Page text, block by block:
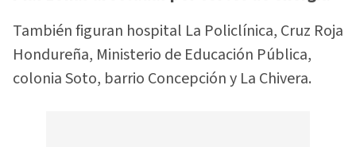
También figuran hospital La Policlínica, Cruz Roja
Hondureña, Ministerio de Educación Pública,
colonia Soto, barrio Concepción y La Chivera.